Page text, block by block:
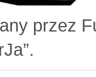
przez